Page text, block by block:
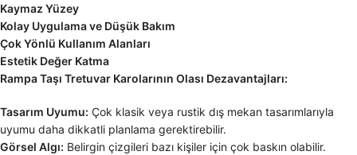
Kaymaz Yüzey
Kolay Uygulama ve Düşük Bakım
Çok Yönlü Kullanım Alanları
Estetik Değer Katma
Rampa Taşı Tretuvar Karolarının Olası Dezavantajları:
Tasarım Uyumu: Çok klasik veya rustik dış mekan tasarımlarıyla
uyumu daha dikkatli planlama gerektirebilir.
Görsel Algı: Belirgin çizgileri bazı kişiler için çok baskın olabilir.